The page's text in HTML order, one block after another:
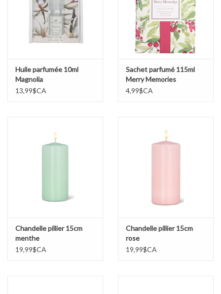
Huile parfumée 10ml
Magnolia
13,99$CA
Sachet parfumé 115ml
Merry Memories
4,99$CA
Chandelle pillier 15cm
menthe
19,99$CA
Chandelle pillier 15cm
rose
19,99$CA